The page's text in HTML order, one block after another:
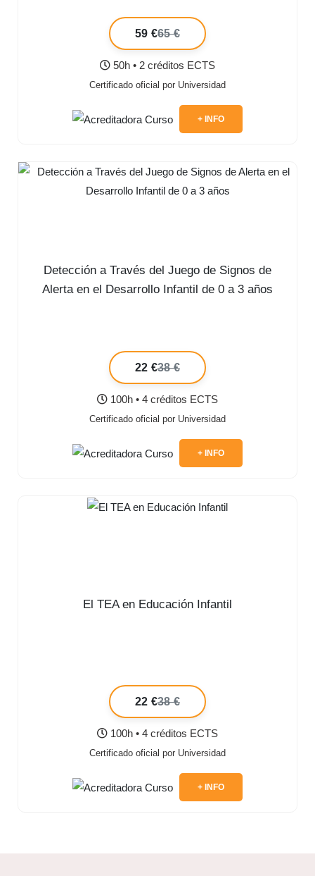
59 €65 €
50h • 2 créditos ECTS
Certificado oficial por Universidad
+ INFO
Detección a Través del Juego de Signos de
Alerta en el Desarrollo Infantil de 0 a 3 años
22 €38 €
100h • 4 créditos ECTS
Certificado oficial por Universidad
+ INFO
El TEA en Educación Infantil
22 €38 €
100h • 4 créditos ECTS
Certificado oficial por Universidad
+ INFO